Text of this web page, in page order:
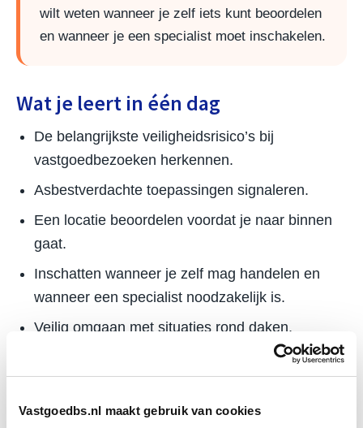
Vastgoedbs.nl maakt gebruik van cookies
wilt weten wanneer je zelf iets kunt beoordelen
en wanneer je een specialist moet inschakelen.
Wat je leert in één dag
De belangrijkste veiligheidsrisico’s bij
vastgoedbezoeken herkennen.
Asbestverdachte toepassingen signaleren.
Een locatie beoordelen voordat je naar binnen
gaat.
Inschatten wanneer je zelf mag handelen en
wanneer een specialist noodzakelijk is.
Veilig omgaan met situaties rond daken,
Adequaat reageren bij incidenten of
onverwachte risicosituaties.